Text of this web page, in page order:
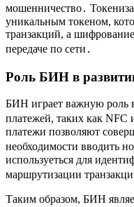
мошенничество․
уникальным токеном,
транзакций, а
передаче по сети․
Роль БИН в
БИН играет важную роль
платежей, таких как NFC
платежи позволяют
необходимости вводить
используеться для
маршрутизации
Таким образом, БИН